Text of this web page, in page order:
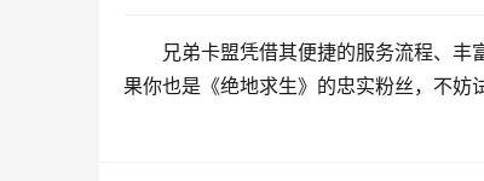
兄弟卡盟凭借其便捷的服务流程、
果你也是《绝地求生》的忠实粉丝，不妨